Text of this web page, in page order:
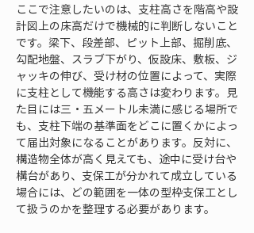
ここで注意したいのは、支柱高さを階高や設
計図上の床高だけで機械的に判断しないこと
です。梁下、段差部、ピット上部、掘削底、
勾配地盤、スラブ下がり、仮設床、敷板、ジ
ャッキの伸び、受け材の位置によって、実際
に支柱として機能する高さは変わります。見
た目には三・五メートル未満に感じる場所で
も、支柱下端の基準面をどこに置くかによっ
て届出対象になることがあります。反対に、
構造物全体が高く見えても、途中に受け台や
構台があり、支保工が分かれて成立している
場合には、どの範囲を一体の型枠支保工とし
て扱うのかを整理する必要があります。